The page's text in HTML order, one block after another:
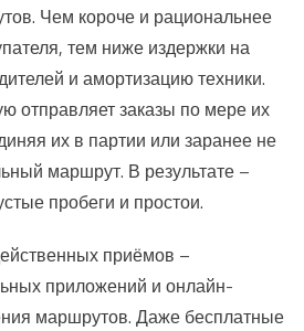
Чем короче и рациональнее
тем ниже издержки на
и амортизацию техники.
отправляет заказы по мере их
их в партии или заранее не
маршрут. В результате –
пробеги и простои.
приёмов –
приложений и онлайн-
маршрутов. Даже бесплатные